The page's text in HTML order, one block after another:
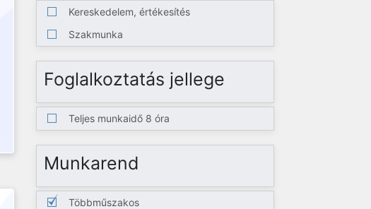
Kereskedelem, értékesítés
Szakmunka
Foglalkoztatás jellege
Teljes munkaidő 8 óra
Munkarend
Többműszakos